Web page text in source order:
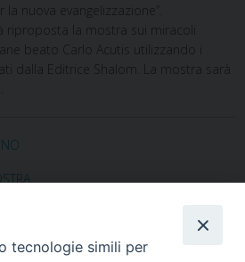
nuova evangelizzazione”.
riproposta la mostra sui miracoli
beato Carlo Acutis utilizzando i
dalla Editrice Shalom. La mostra sarà
tecnologie simili per